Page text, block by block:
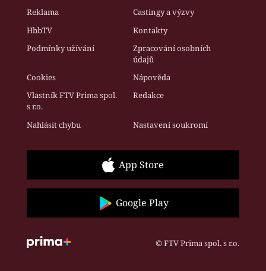
Reklama
Castingy a výzvy
HbbTV
Kontakty
Podmínky užívání
Zpracování osobních
údajů
Cookies
Nápověda
Vlastník FTV Prima spol.
s r.o.
Redakce
Nahlásit chybu Nastavení soukromí
App Store
Google Play
© FTV Prima spol. s r.o.